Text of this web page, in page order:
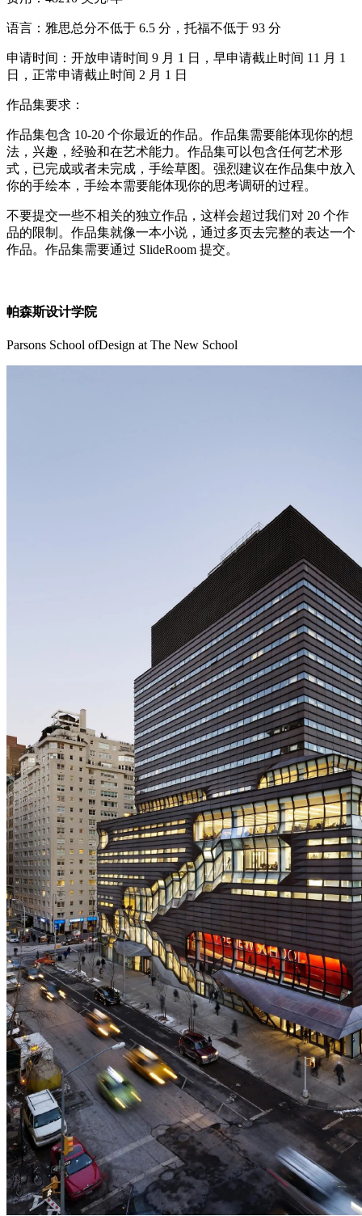
语言：雅思总分不低于 6.5 分，托福不低于 93 分
申请时间：开放申请时间 9 月 1 日，早申请截止时间 11 月 1
日，正常申请截止时间 2 月 1 日
作品集要求：
作品集包含 10-20 个你最近的作品。作品集需要能体现你的想
法，兴趣，经验和在艺术能力。作品集可以包含任何艺术形
式，已完成或者未完成，手绘草图。强烈建议在作品集中放入
你的手绘本，手绘本需要能体现你的思考调研的过程。
不要提交一些不相关的独立作品，这样会超过我们对 20 个作
品的限制。作品集就像一本小说，通过多页去完整的表达一个
作品。作品集需要通过 SlideRoom 提交。
帕森斯设计学院
Parsons School ofDesign at The New School